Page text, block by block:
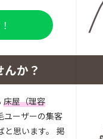
か？
床屋（理容
ユーザーの集客
と思います。 掲